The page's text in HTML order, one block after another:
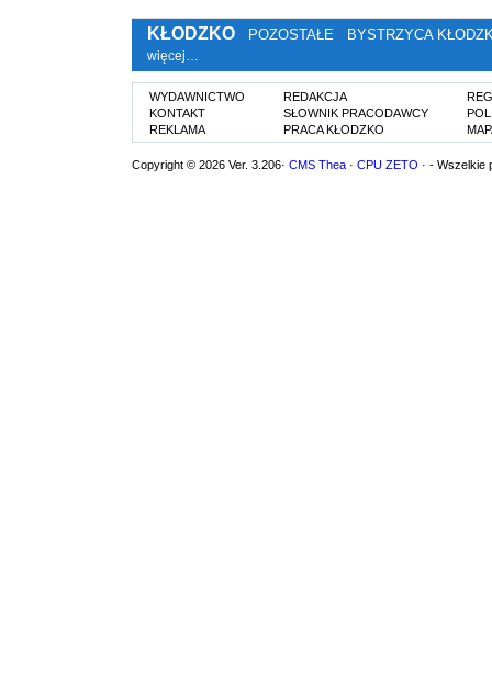
KŁODZKO POZOSTAŁE BYSTRZYCA
więcej…
WYDAWNICTWO
KONTAKT
REKLAMA
REDAKCJA
SŁOWNIK PRACODAWCY
PRACA KŁODZKO
Copyright © 2026 Ver. 3.206· CMS Thea · CPU ZETO · - Wszelkie